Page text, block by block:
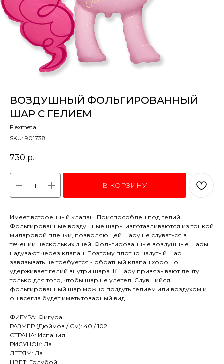
ВОЗДУШНЫЙ ФОЛЬГИРОВАННЫЙ
ШАР С ГЕЛИЕМ
Flexmetal
SKU: 901738
730 р.
В КОРЗИНУ
Имеет встроенный клапан. Приспособлен под гелий.
Фольгированные воздушные шары изготавливаются из тонкой
миларовой пленки, позволяющей шару не сдуваться в
течении нескольких дней. Фольгированные воздушные шары
надувают через клапан. Поэтому плотно надутый шар
завязывать не требуется - обратный клапан хорошо
удерживает гелий внутри шара. К шару привязывают ленту
только для того, чтобы шар не улетел. Сдувшийся
фольгированный шар можно поддуть гелием или воздухом и
он всегда будет иметь товарный вид.
ФИГУРА: Фигура
РАЗМЕР (Дюймов / См): 40 / 102
СТРАНА: Испания
РИСУНОК: Да
ДЕТЯМ: Да
ЦВЕТ: Голубой